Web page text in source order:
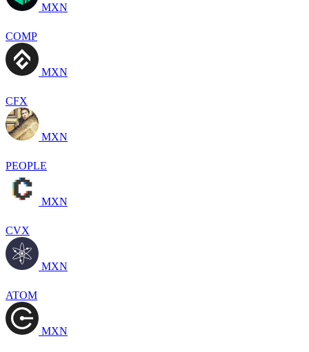
MXN
COMP
MXN
CFX
MXN
PEOPLE
MXN
CVX
MXN
ATOM
MXN